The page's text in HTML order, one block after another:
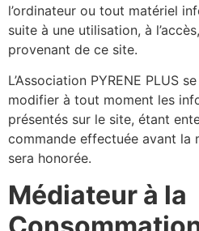
l’ordinateur ou tout matériel
suite à une utilisation, à
provenant de ce site.
L’Association PYRENE PLUS
modifier à tout moment les
présentés sur le site, étant
commande effectuée avant la
sera honorée.
Médiateur à la